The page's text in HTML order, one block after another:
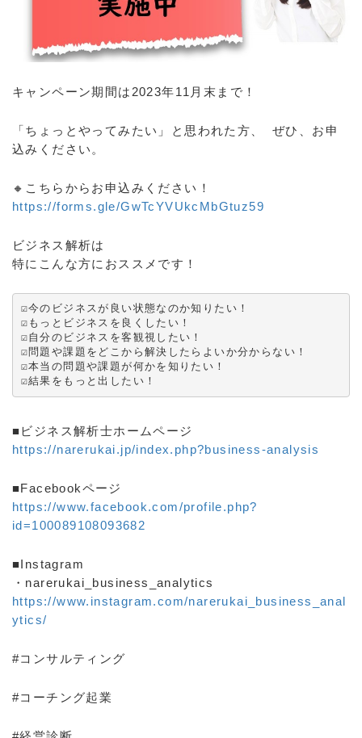
キャンペーン期間は2023年11月末まで！
「ちょっとやってみたい」と思われた方、 ぜひ、お申
込みください。
🔸こちらからお申込みください！
https://forms.gle/GwTcYVUkcMbGtuz59
ビジネス解析は
特にこんな方におススメです！
☑️今のビジネスが良い状態なのか知りたい！
☑️もっとビジネスを良くしたい！
☑️自分のビジネスを客観視したい！
☑️問題や課題をどこから解決したらよいか分からない！
☑️本当の問題や課題が何かを知りたい！
☑️結果をもっと出したい！
■ビジネス解析士ホームページ
https://narerukai.jp/index.php?business-analysis
■Facebookページ
https://www.facebook.com/profile.php?
id=100089108093682
■Instagram
・narerukai_business_analytics
https://www.instagram.com/narerukai_business_anal
ytics/
#コンサルティング
#コーチング起業